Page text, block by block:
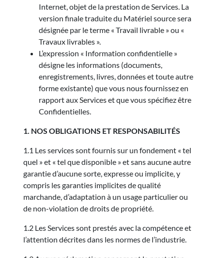
Internet, objet de la prestation de Services. La
version finale traduite du Matériel source sera
désignée par le terme « Travail livrable » ou «
Travaux livrables ».
L’expression « Information confidentielle »
désigne les informations (documents,
enregistrements, livres, données et toute autre
forme existante) que vous nous fournissez en
rapport aux Services et que vous spécifiez être
Confidentielles.
1. NOS OBLIGATIONS ET RESPONSABILITÉS
1.1 Les services sont fournis sur un fondement « tel
quel » et « tel que disponible » et sans aucune autre
garantie d’aucune sorte, expresse ou implicite, y
compris les garanties implicites de qualité
marchande, d’adaptation à un usage particulier ou
de non-violation de droits de propriété.
1.2 Les Services sont prestés avec la compétence et
l’attention décrites dans les normes de l’industrie.